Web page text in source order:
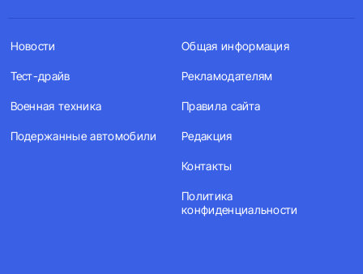
Новости
Тест-драйв
Военная техника
Подержанные автомобили
Общая информация
Рекламодателям
Правила сайта
Редакция
Контакты
Политика
конфиденциальности